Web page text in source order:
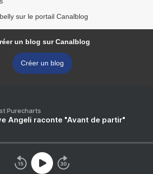
sur le portail Canalblog
un blog sur Canalblog
Créer un blog
Purecharts
Angeli raconte "Avant de partir"